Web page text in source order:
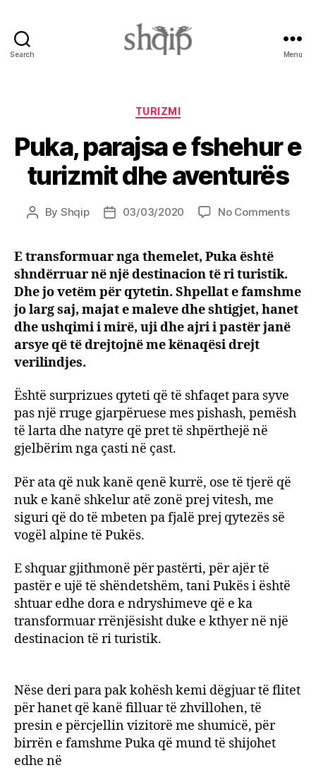
Search Menu
Categories
TURIZMI
Puka, parajsa e fshehur e
turizmit dhe aventurës
Post
By Shqip
Post03/03/2020 No Commentson
e
dhe
E transformuar nga themelet, Puka është
shndërruar në një destinacion të ri turistik.
Dhe jo vetëm për qytetin. Shpellat e famshme
jo larg saj, majat e maleve dhe shtigjet, hanet
dhe ushqimi i mirë, uji dhe ajri i pastër janë
arsye që të drejtojnë me kënaqësi drejt
verilindjes.
Është surprizues qyteti që të shfaqet para syve
pas një rruge gjarpëruese mes pishash, pemësh
të larta dhe natyre që pret të shpërthejë në
gjelbërim nga çasti në çast.
Për ata që nuk kanë qenë kurrë, ose të tjerë që
nuk e kanë shkelur atë zonë prej vitesh, me
siguri që do të mbeten pa fjalë prej qytezës së
vogël alpine të Pukës.
E shquar gjithmonë për pastërti, për ajër të
pastër e ujë të shëndetshëm, tani Pukës i është
shtuar edhe dora e ndryshimeve që e ka
transformuar rrënjësisht duke e kthyer në një
destinacion të ri turistik.
Nëse deri para pak kohësh kemi dëgjuar të flitet
për hanet që kanë filluar të zhvillohen, të
presin e përcjellin vizitorë me shumicë, për
birrën e famshme Puka që mund të shijohet
edhe në